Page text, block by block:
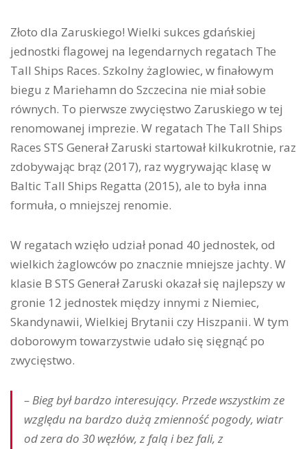
Złoto dla Zaruskiego! Wielki sukces gdańskiej
jednostki flagowej na legendarnych regatach The
Tall Ships Races. Szkolny żaglowiec, w finałowym
biegu z Mariehamn do Szczecina nie miał sobie
równych. To pierwsze zwycięstwo Zaruskiego w tej
renomowanej imprezie. W regatach The Tall Ships
Races STS Generał Zaruski startował kilkukrotnie, raz
zdobywając brąz (2017), raz wygrywając klasę w
Baltic Tall Ships Regatta (2015), ale to była inna
formuła, o mniejszej renomie.
W regatach wzięło udział ponad 40 jednostek, od
wielkich żaglowców po znacznie mniejsze jachty. W
klasie B STS Generał Zaruski okazał się najlepszy w
gronie 12 jednostek między innymi z Niemiec,
Skandynawii, Wielkiej Brytanii czy Hiszpanii. W tym
doborowym towarzystwie udało się sięgnąć po
zwycięstwo.
– Bieg był bardzo interesujący. Przede wszystkim ze
względu na bardzo dużą zmienność pogody, wiatr
od zera do 30 węzłów, z falą i bez fali, z